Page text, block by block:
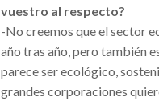
vuestro al respecto?
-No creemos que el sector
año tras año, pero también
parece ser ecológico,
grandes corporaciones